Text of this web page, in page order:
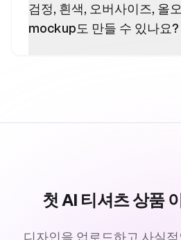
검정, 흰색, 오버사이즈, 올
mockup도 만들 수 있나요?
첫 AI 티셔츠 상품